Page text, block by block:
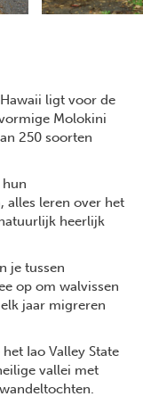
ligt voor de
Molokini
250 soorten
alles leren over het
heerlijk
je tussen
op om walvissen
jaar migreren
Iao Valley State
vallei met